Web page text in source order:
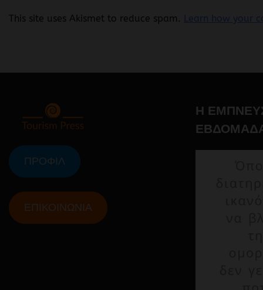
This site uses Akismet to reduce spam.
ΠΡΟΦΙΛ
ΕΠΙΚΟΙΝΩΝΙΑ
Η